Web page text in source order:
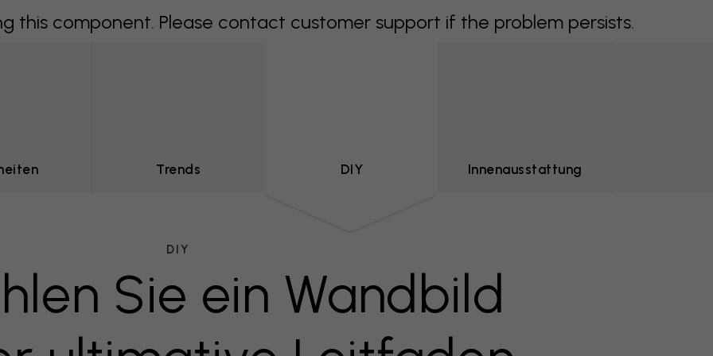
this component. Please contact customer support if the problem persists.
Trends DIY Innenausstattung
DIY
Sie ein Wandbild